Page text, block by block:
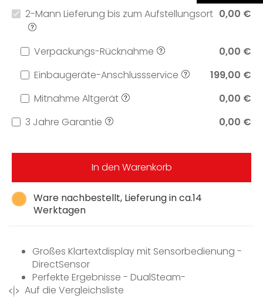
Ware nachbestellt, Lieferung in ca.14
Werktagen
2-Mann Lieferung bis zum Aufstellungsort 0,00 €
Verpackungs-Rücknahme
0,00 €
Einbaugeräte-Anschlussservice
199,00 €
Mitnahme Altgerät
0,00 €
3 Jahre Garantie
0,00 €
In den Warenkorb
Großes Klartextdisplay mit Sensorbedienung -
DirectSensor
Perfekte Ergebnisse - DualSteam-
Dampftechnologie
Auf die Vergleichsliste